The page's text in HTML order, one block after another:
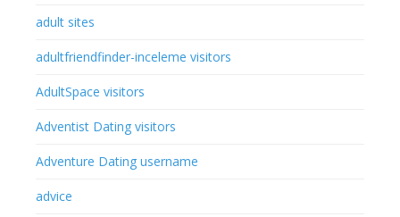
adult sites
adultfriendfinder-inceleme visitors
AdultSpace visitors
Adventist Dating visitors
Adventure Dating username
advice